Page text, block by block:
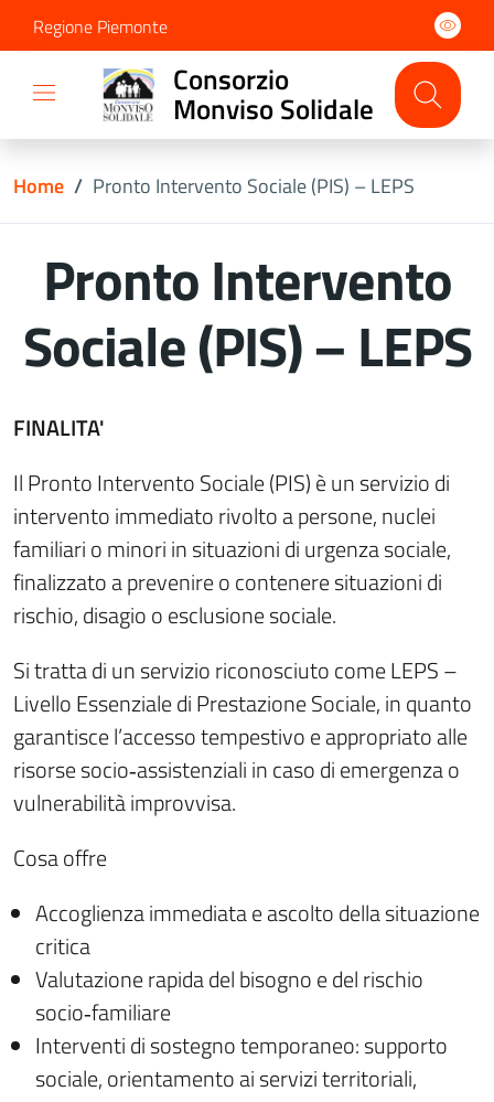
Regione Piemonte
Consorzio
Monviso Solidale
Home / Pronto Intervento Sociale (PIS) – LEPS
Pronto Intervento
Sociale (PIS) – LEPS
FINALITA'
Il Pronto Intervento Sociale (PIS) è un servizio di
intervento immediato rivolto a persone, nuclei
familiari o minori in situazioni di urgenza sociale,
finalizzato a prevenire o contenere situazioni di
rischio, disagio o esclusione sociale.
Si tratta di un servizio riconosciuto come LEPS –
Livello Essenziale di Prestazione Sociale, in quanto
garantisce l’accesso tempestivo e appropriato alle
risorse socio‑assistenziali in caso di emergenza o
vulnerabilità improvvisa.
Cosa offre
Accoglienza immediata e ascolto della situazione
critica
Valutazione rapida del bisogno e del rischio
socio‑familiare
Interventi di sostegno temporaneo: supporto
sociale, orientamento ai servizi territoriali,